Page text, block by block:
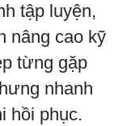
tập luyện,
nâng cao kỹ
từng gặp
nhanh
hồi phục.